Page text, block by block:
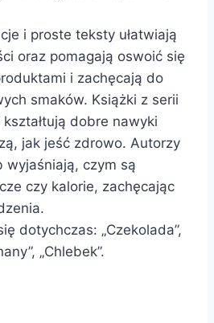
i proste teksty ułatwiają
oraz pomagają oswoić się
i zachęcają do
smaków. Książki z serii
kształtują dobre nawyki
jak jeść zdrowo. Autorzy
wyjaśniają, czym są
czy kalorie, zachęcając
dotychczas: „Czekolada”,
„Chlebek”.